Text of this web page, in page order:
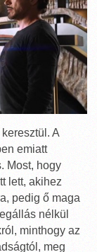
A
emiatt
Most, hogy
lett, akihez
pedig ő maga
nélkül
minthogy az
meg